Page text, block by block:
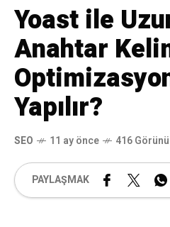
Yoast ile
Anahtar
Yapılır?
SEO 11 ay önce 416
PAYLAŞMAK